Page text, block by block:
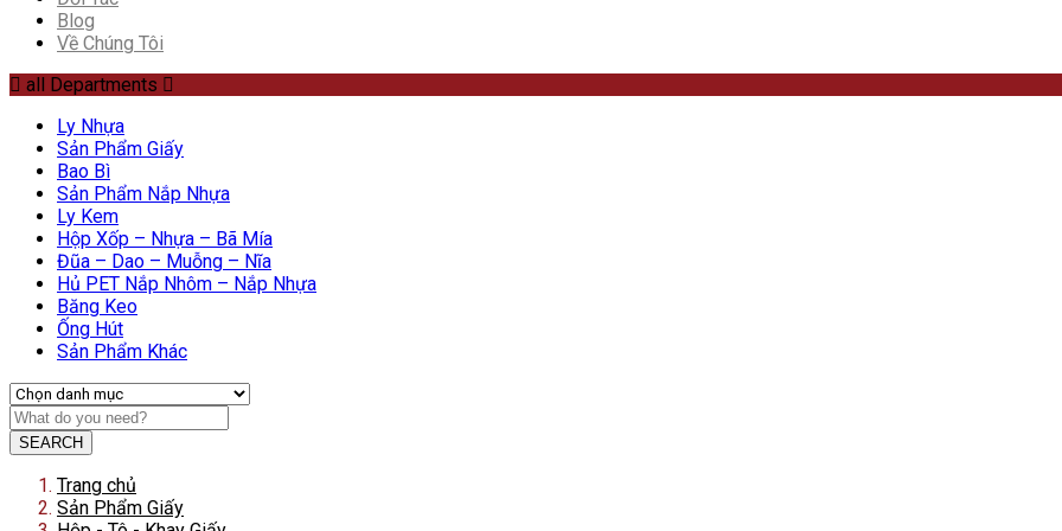
Blog
Về Chúng Tôi
all Departments
Ly Nhựa
Sản Phẩm Giấy
Bao Bì
Sản Phẩm Nắp Nhựa
Ly Kem
Hộp Xốp – Nhựa – Bã Mía
Đũa – Dao – Muỗng – Nĩa
Hủ PET Nắp Nhôm – Nắp Nhựa
Băng Keo
Ống Hút
Sản Phẩm Khác
SEARCH
Trang chủ
Sản Phẩm Giấy